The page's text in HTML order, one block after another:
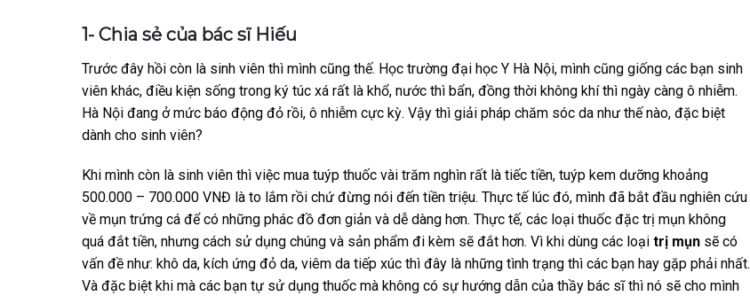
1- Chia sẻ của bác sĩ Hiếu
Trước đây hồi còn là sinh viên thì mình cũng thế. Học trường đại học Y Hà Nội, mình cũng giống các bạn sinh
viên khác, điều kiện sống trong ký túc xá rất là khổ, nước thì bẩn, đồng thời không khí thì ngày càng ô nhiễm.
Hà Nội đang ở mức báo động đỏ rồi, ô nhiễm cực kỳ. Vậy thì giải pháp chăm sóc da như thế nào, đặc biệt
dành cho sinh viên?
Khi mình còn là sinh viên thì việc mua tuýp thuốc vài trăm nghìn rất là tiếc tiền, tuýp kem dưỡng khoảng
500.000 – 700.000 VNĐ là to lắm rồi chứ đừng nói đến tiền triệu. Thực tế lúc đó, mình đã bắt đầu nghiên cứu
về mụn trứng cá để có những phác đồ đơn giản và dễ dàng hơn. Thực tế, các loại thuốc đặc trị mụn không
quá đắt tiền, nhưng cách sử dụng chúng và sản phẩm đi kèm sẽ đắt hơn. Vì khi dùng các loại trị mụn sẽ có
vấn đề như: khô da, kích ứng đỏ da, viêm da tiếp xúc thì đây là những tình trạng thì các bạn hay gặp phải nhất.
Và đặc biệt khi mà các bạn tự sử dụng thuốc mà không có sự hướng dẫn của thầy bác sĩ thì nó sẽ cho mình